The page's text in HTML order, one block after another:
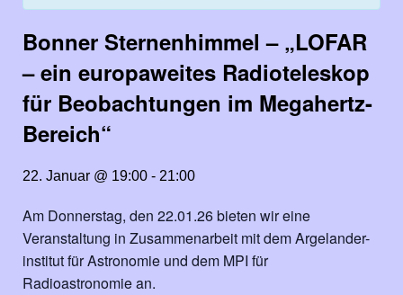
Bonner Sternenhimmel – „LOFAR
– ein europaweites Radioteleskop
für Beobachtungen im Megahertz-
Bereich“
22. Januar @ 19:00 - 21:00
Am Donnerstag, den 22.01.26 bieten wir eine
Veranstaltung in Zusammenarbeit mit dem Argelander-
institut für Astronomie und dem MPI für
Radioastronomie an.